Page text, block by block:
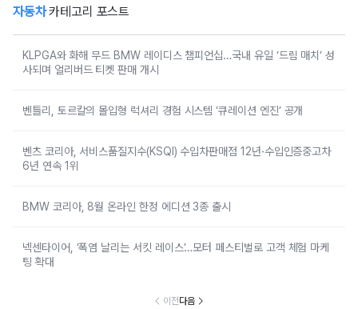
자동차카테고리 포스트
KLPGA와 화해 무드 BMW 레이디스 챔피언십…국내 유일 ‘드림 매치’ 성
사되며 얼리버드 티켓 판매 개시
벤틀리, 토르칼의 몰입형 럭셔리 경험 시스템 ‘큐레이션 엔진’ 공개
벤츠 코리아, 서비스품질지수(KSQI) 수입차판매점 12년·수입인증중고차
6년 연속 1위
BMW 코리아, 8월 온라인 한정 에디션 3종 출시
넥센타이어, ‘폭염 날리는 서킷 레이스’…모터 페스티벌로 고객 체험 마케
팅 확대
이전다음